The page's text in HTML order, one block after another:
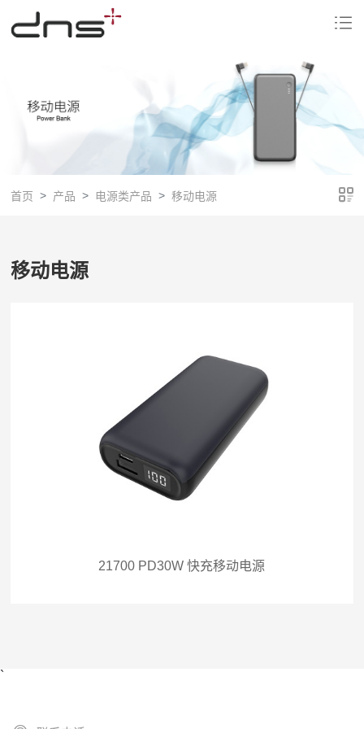
首页 产品 电源类产品 移动电源
移动电源
21700 PD30W 快充移动电源
主要参数:
电芯：21700 Li-ion
电池容量：9600mAh
5V/3A,9V/3A,12V/2.5A,15V/2A,20V/1.5A
输出：USB-A: 5V/3A,9V/2A,12V/1.5A
USB-C: 5V/3A,9V/3A,12V/2.5A,15V/2A,20V/1.5A
材质：PC + ABS
数字显示
`